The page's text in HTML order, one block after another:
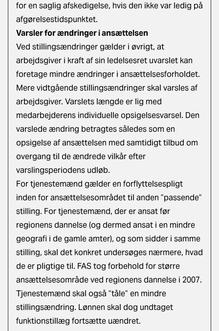
for en saglig afskedigelse, hvis den ikke var ledig på
afgørelsestidspunktet.
Varsler for ændringer i ansættelsen
Ved stillingsændringer gælder i øvrigt, at
arbejdsgiver i kraft af sin ledelsesret uvarslet kan
foretage mindre ændringer i ansættelsesforholdet.
Mere vidtgående stillingsændringer skal varsles af
arbejdsgiver. Varslets længde er lig med
medarbejderens individuelle opsigelsesvarsel. Den
varslede ændring betragtes således som en
opsigelse af ansættelsen med samtidigt tilbud om
overgang til de ændrede vilkår efter
varslingsperiodens udløb.
For tjenestemænd gælder en forflyttelsespligt
inden for ansættelsesområdet til anden ”passende”
stilling. For tjenestemænd, der er ansat før
regionens dannelse (og dermed ansat i en mindre
geografi i de gamle amter), og som sidder i samme
stilling, skal det konkret undersøges nærmere, hvad
de er pligtige til. FAS tog forbehold for større
ansættelsesområde ved regionens dannelse i 2007.
Tjenestemænd skal også ”tåle” en mindre
stillingsændring. Lønnen skal dog undtaget
funktionstillæg fortsætte uændret.